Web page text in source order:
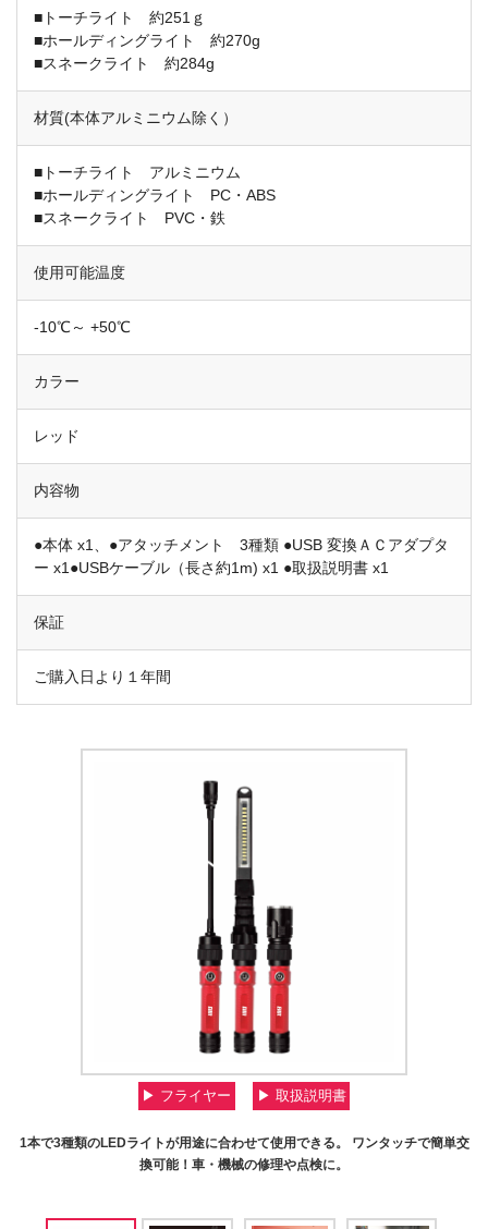
■トーチライト 約251ｇ
■ホールディングライト 約270g
■スネークライト 約284g
材質(本体アルミニウム除く）
■トーチライト アルミニウム
■ホールディングライト PC・ABS
■スネークライト PVC・鉄
使用可能温度
-10℃～ +50℃
カラー
レッド
内容物
●本体 x1、●アタッチメント 3種類 ●USB 変換ＡＣアダプタ
ー x1●USBケーブル（長さ約1m) x1 ●取扱説明書 x1
保証
ご購入日より１年間
▶︎ フライヤー ▶︎ 取扱説明書
1本で3種類のLEDライトが用途に合わせて使用できる。
ワンタッチで簡単交
換可能！車・機械の修理や点検に。